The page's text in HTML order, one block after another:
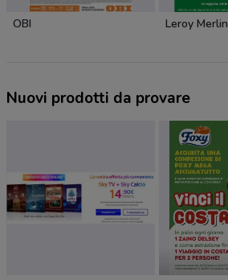
OBI Leroy Merlin
Nuovi prodotti da provare